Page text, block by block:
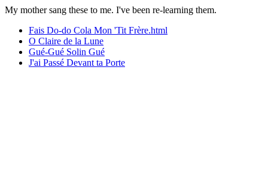
My mother sang these to me. I've been re-learning them.
Fais Do-do Cola Mon 'Tit Frère.html
O Claire de la Lune
Gué-Gué Solin Gué
J'ai Passé Devant ta Porte